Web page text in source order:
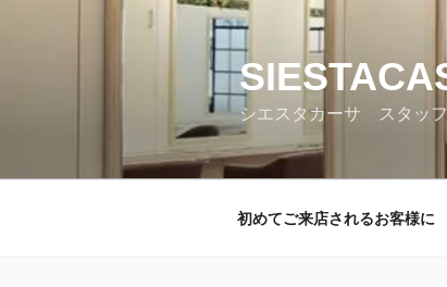
シエスタカーサ スタッ
初めてご来店されるお客様に